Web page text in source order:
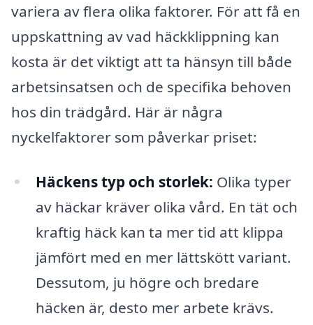
variera av flera olika faktorer. För att få en
uppskattning av vad häckklippning kan
kosta är det viktigt att ta hänsyn till både
arbetsinsatsen och de specifika behoven
hos din trädgård. Här är några
nyckelfaktorer som påverkar priset:
Häckens typ och storlek: Olika typer
av häckar kräver olika vård. En tät och
kraftig häck kan ta mer tid att klippa
jämfört med en mer lättskött variant.
Dessutom, ju högre och bredare
häcken är, desto mer arbete krävs.